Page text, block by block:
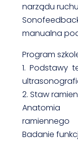
narządu
manualna
Program
1. Podstawy
2. Staw
Anatomia
ramiennego
Badanie